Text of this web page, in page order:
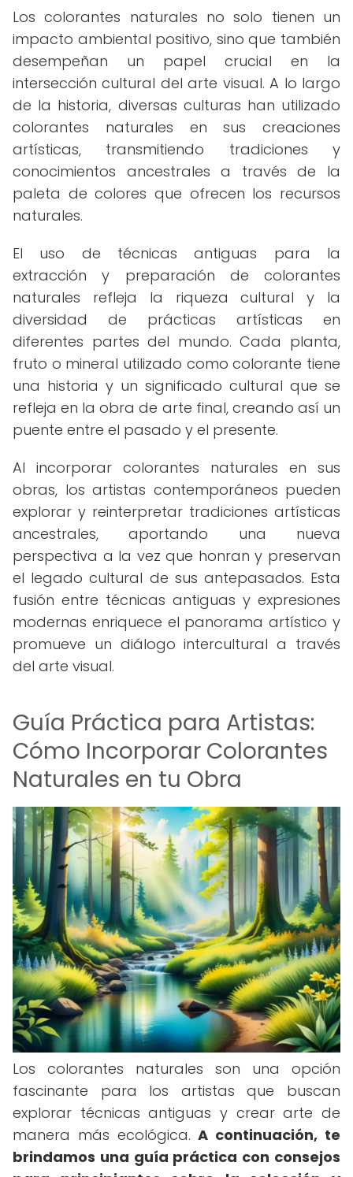
Los colorantes naturales no solo tienen un
impacto ambiental positivo, sino que también
desempeñan un papel crucial en la
intersección cultural del arte visual. A lo largo
de la historia, diversas culturas han utilizado
colorantes naturales en sus creaciones
artísticas, transmitiendo tradiciones y
conocimientos ancestrales a través de la
paleta de colores que ofrecen los recursos
naturales.
El uso de técnicas antiguas para la
extracción y preparación de colorantes
naturales refleja la riqueza cultural y la
diversidad de prácticas artísticas en
diferentes partes del mundo. Cada planta,
fruto o mineral utilizado como colorante tiene
una historia y un significado cultural que se
refleja en la obra de arte final, creando así un
puente entre el pasado y el presente.
Al incorporar colorantes naturales en sus
obras, los artistas contemporáneos pueden
explorar y reinterpretar tradiciones artísticas
ancestrales, aportando una nueva
perspectiva a la vez que honran y preservan
el legado cultural de sus antepasados. Esta
fusión entre técnicas antiguas y expresiones
modernas enriquece el panorama artístico y
promueve un diálogo intercultural a través
del arte visual.
Guía Práctica para Artistas:
Cómo Incorporar Colorantes
Naturales en tu Obra
Los colorantes naturales son una opción
fascinante para los artistas que buscan
explorar técnicas antiguas y crear arte de
manera más ecológica.A continuación, te
brindamos una guía práctica con consejos